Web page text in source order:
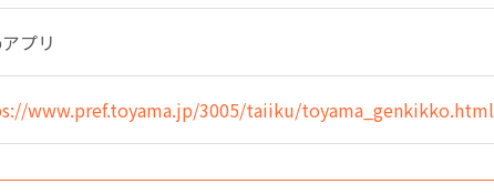
プリ
www.pref.toyama.jp/3005/taiiku/toyama_genkikko.html